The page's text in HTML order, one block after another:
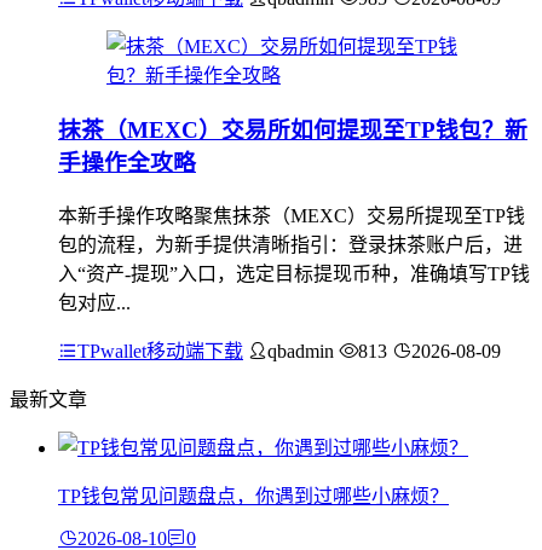
抹茶（MEXC）交易所如何提现至TP钱包？新
手操作全攻略
本新手操作攻略聚焦抹茶（MEXC）交易所提现至TP钱
包的流程，为新手提供清晰指引：登录抹茶账户后，进
入“资产-提现”入口，选定目标提现币种，准确填写TP钱
包对应...
TPwallet移动端下载 qbadmin 813 2026-08-09
最新文章
TP钱包常见问题盘点，你遇到过哪些小麻烦？
2026-08-10 0